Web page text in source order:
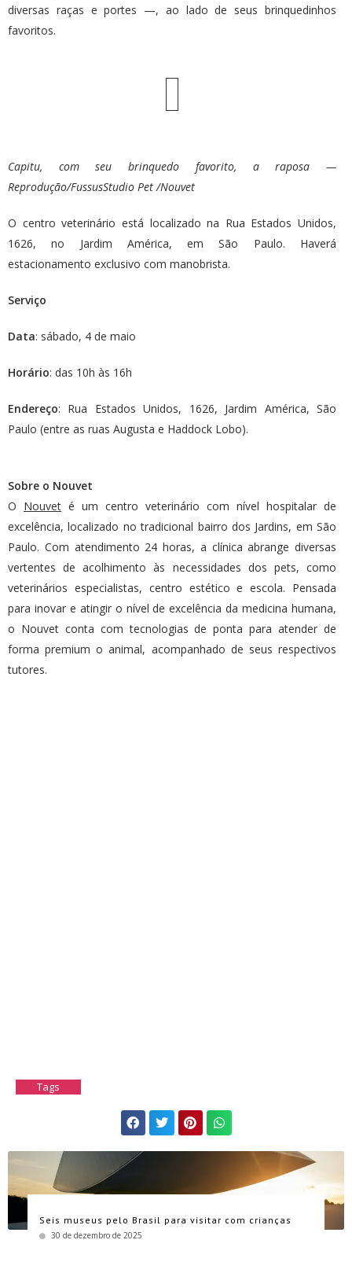
diversas raças e portes —, ao lado de seus brinquedinhos
favoritos.
Capitu, com seu brinquedo favorito, a raposa —
Reprodução/FussusStudio Pet /Nouvet
O centro veterinário está localizado na Rua Estados Unidos,
1626, no Jardim América, em São Paulo. Haverá
estacionamento exclusivo com manobrista.
Serviço
Data: sábado, 4 de maio
Horário: das 10h às 16h
Endereço: Rua Estados Unidos, 1626, Jardim América, São
Paulo (entre as ruas Augusta e Haddock Lobo).
Sobre o Nouvet
O Nouvet é um centro veterinário com nível hospitalar de
excelência, localizado no tradicional bairro dos Jardins, em São
Paulo. Com atendimento 24 horas, a clínica abrange diversas
vertentes de acolhimento às necessidades dos pets, como
veterinários especialistas, centro estético e escola. Pensada
para inovar e atingir o nível de excelência da medicina humana,
o Nouvet conta com tecnologias de ponta para atender de
forma premium o animal, acompanhado de seus respectivos
tutores.
Tags
Seis museus pelo Brasil para visitar com crianças
30 de dezembro de 2025